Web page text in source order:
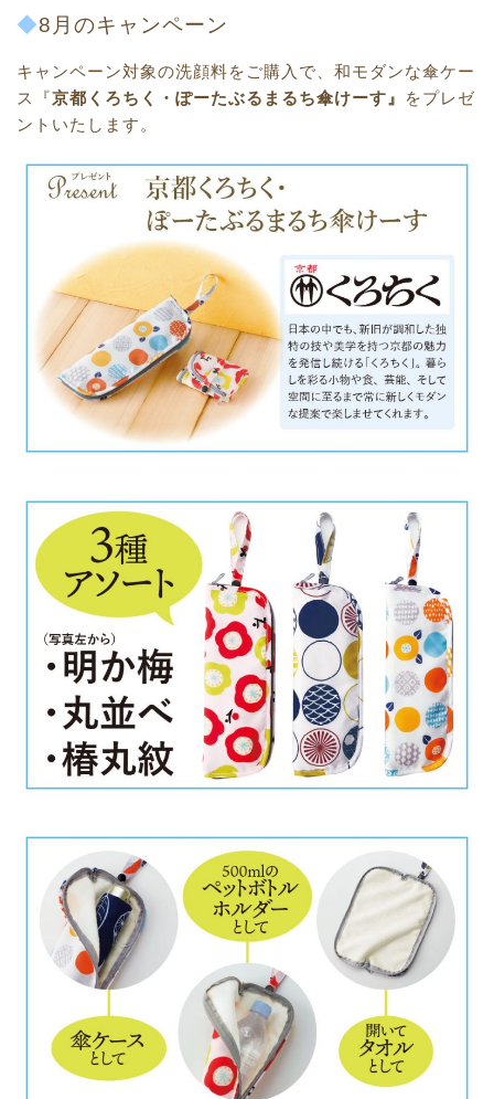
◆8月のキャンペーン
キャンペーン対象の洗顔料をご購入で、和モダンな傘ケー
ス
『京都くろちく・ぽーたぶるまるち傘けーす』
をプレゼ
ントいたします。